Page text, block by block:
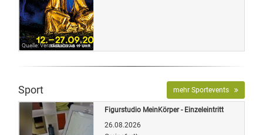
Quelle: Veranstalter
Sport mehr Sportevents
Figurstudio MeinKörper - Einzeleintritt
26.08.2026